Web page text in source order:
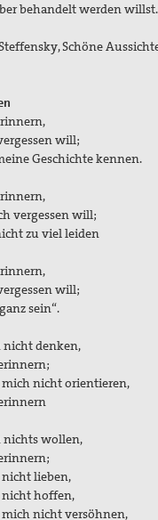
behandelt werden willst.
Schöne
will;
Geschichte kennen.
vergessen will;
zu viel leiden
will;
sein“.
nicht denken,
nicht orientieren,
nichts wollen,
lieben,
hoffen,
nicht versöhnen,